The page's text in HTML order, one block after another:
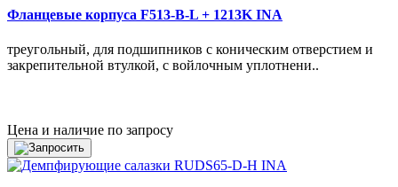
Фланцевые корпуса F513-B-L + 1213K INA
треугольный, для подшипников с коническим отверстием и
закрепительной втулкой, с войлочным уплотнени..
Цена и наличие по запросу